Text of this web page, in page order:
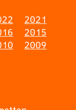
2021
2015
2009